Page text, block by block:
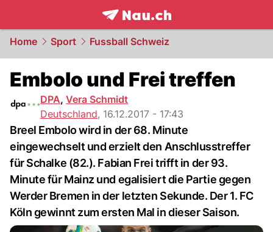
frontpage.NAU.ch
Home Sport Fussball Schweiz
Embolo und Frei treffen
DPA, Vera Schmidt
Deutschland, 16.12.2017 - 17:43
Breel Embolo wird in der 68. Minute
eingewechselt und erzielt den Anschlusstreffer
für Schalke (82.). Fabian Frei trifft in der 93.
Minute für Mainz und egalisiert die Partie gegen
Werder Bremen in der letzten Sekunde. Der 1. FC
Köln gewinnt zum ersten Mal in dieser Saison.